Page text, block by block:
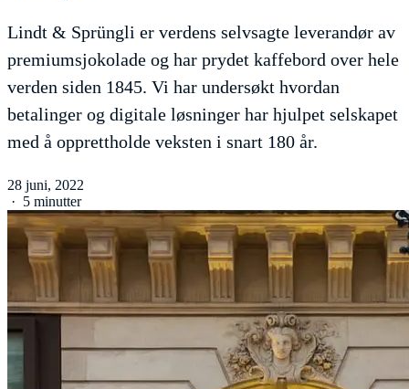
Lindt & Sprüngli er verdens selvsagte leverandør av
premiumsjokolade og har prydet kaffebord over hele
verden siden 1845. Vi har undersøkt hvordan
betalinger og digitale løsninger har hjulpet selskapet
med å opprettholde veksten i snart 180 år.
28 juni, 2022
· 5 minutter